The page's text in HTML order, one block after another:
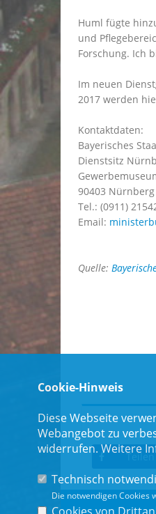
Huml fügte
und
Forschung. Ich
Im neuen
2017 werden
Kontaktdaten:
Bayerisches
Dienstsitz
90403 Nürnberg
Tel.: (0911)
Email:
Quelle:
Teilen
Cookie-Hinweis
Diese Webseite
Webangebot zu
widerrufen. Weitere
Technisch
Die notwendigen Cookies